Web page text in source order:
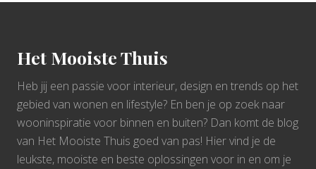
Het Mooiste Thuis
Heb jij een passie voor interieur, design en trends op het
gebied van wonen en lifestyle? En ben je op zoek naar
wooninspiratie voor binnen en buiten? Dan komt de blog
van Het Mooiste Thuis goed van pas! Hier vind je de
leukste, mooiste en beste oplossingen voor in en om je